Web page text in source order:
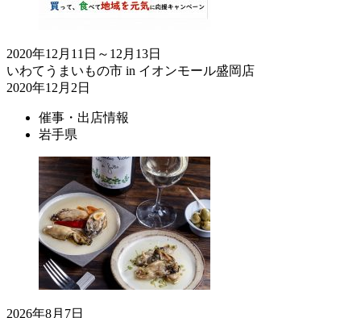
2020年12月11日～12月13日
いわてうまいもの市 in イオンモール盛岡店
2020年12月2日
催事・出店情報
岩手県
2026年8月7日